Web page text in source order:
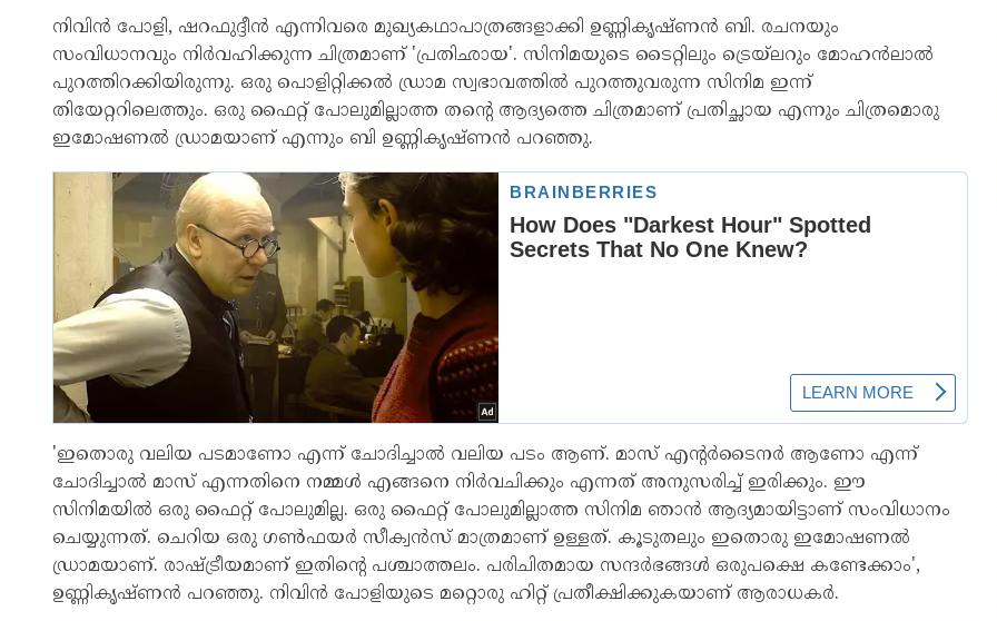
നിവിന്‍ പോളി, ഷറഫുദ്ദീന്‍ എന്നിവരെ മുഖ്യകഥാപാത്രങ്ങളാക്കി ഉണ്ണികൃഷ്ണന്‍ ബി. രചനയും
സംവിധാനവും നിര്‍വഹിക്കുന്ന ചിത്രമാണ് 'പ്രതിഛായ'. സിനിമയുടെ ടൈറ്റിലും ട്രെയ്ലറും മോഹന്‍ലാല്‍
പുറത്തിറക്കിയിരുന്നു. ഒരു പൊളിറ്റിക്കല്‍ ഡ്രാമ സ്വഭാവത്തില്‍ പുറത്തുവരുന്ന സിനിമ ഇന്ന്
തിയേറ്ററിലെത്തും. ഒരു ഫൈറ്റ് പോലുമില്ലാത്ത തന്റെ ആദ്യത്തെ ചിത്രമാണ് പ്രതിച്ഛായ എന്നും ചിത്രമൊരു
ഇമോഷണല്‍ ഡ്രാമയാണ് എന്നും ബി ഉണ്ണികൃഷ്ണന്‍ പറഞ്ഞു.
'ഇതൊരു വലിയ പടമാണോ എന്ന് ചോദിച്ചാല്‍ വലിയ പടം ആണ്. മാസ് എന്റര്‍ടൈനര്‍ ആണോ എന്ന്
ചോദിച്ചാല്‍ മാസ് എന്നതിനെ നമ്മള്‍ എങ്ങനെ നിര്‍വചിക്കും എന്നത് അനുസരിച്ച് ഇരിക്കും. ഈ
സിനിമയില്‍ ഒരു ഫൈറ്റ് പോലുമില്ല. ഒരു ഫൈറ്റ് പോലുമില്ലാത്ത സിനിമ ഞാന്‍ ആദ്യമായിട്ടാണ് സംവിധാനം
ചെയ്യുന്നത്. ചെറിയ ഒരു ഗണ്‍ഫയര്‍ സീക്വന്‍സ് മാത്രമാണ് ഉള്ളത്. കൂടുതലും ഇതൊരു ഇമോഷണല്‍
ഡ്രാമയാണ്. രാഷ്ട്രീയമാണ് ഇതിന്റെ പശ്ചാത്തലം. പരിചിതമായ സന്ദര്‍ഭങ്ങള്‍ ഒരുപക്ഷെ കണ്ടേക്കാം',
ഉണ്ണികൃഷ്ണന്‍ പറഞ്ഞു. നിവിന്‍ പോളിയുടെ മറ്റൊരു ഹിറ്റ് പ്രതീക്ഷിക്കുകയാണ് ആരാധകര്‍.